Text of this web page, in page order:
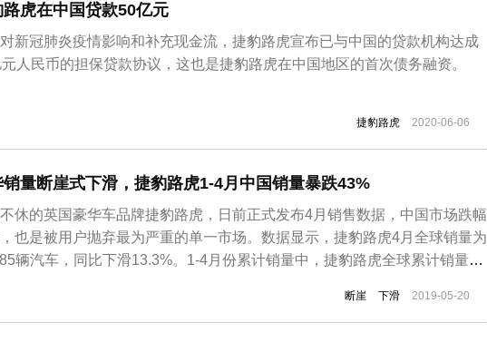
路虎在中国贷款50亿元
新冠肺炎疫情影响和补充现金流，捷豹路虎宣布已与中国的贷款机构达成
人民币的担保贷款协议，这也是捷豹路虎在中国地区的首次债务融资。
捷豹路虎 2020-06-06
销量断崖式下滑，捷豹路虎1-4月中国销量暴跌43%
休的英国豪华车品牌捷豹路虎，日前正式发布4月销售数据，中国市场跌幅
也是被用户抛弃最为严重的单一市场。数据显示，捷豹路虎4月全球销量为
辆汽车，同比下滑13.3%。1-4月份累计销量中，捷豹路虎全球累计销量为
；路虎品牌累计销量为137,343辆，同比下滑11.2%。分地区来看，捷豹路
...
断崖 下滑 2019-05-20